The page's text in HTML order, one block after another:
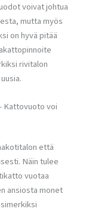
voivat johtua
mutta myös
on hyvä pitää
rivitalon
Kattovuoto voi
että
Näin tulee
vuotaa
ansiosta monet